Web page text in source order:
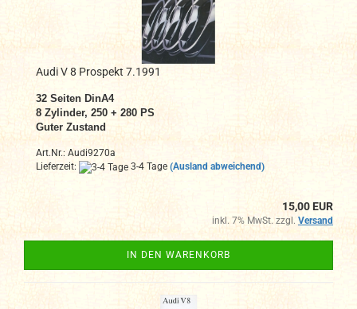
Audi V 8 Prospekt 7.1991
32 Seiten DinA4
8 Zylinder, 250 + 280 PS
Guter Zustand
Art.Nr.: Audi9270a
Lieferzeit:
3-4 Tage (Ausland abweichend)
15,00 EUR
inkl. 7% MwSt. zzgl. Versand
IN DEN WARENKORB